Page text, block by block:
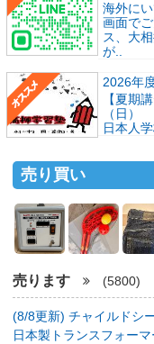
海外に
画面で
ス、大
が..
2026年
【夏期
（日
日本人
売り買い
売ります (5800)
(8/8更新) チャイルドシ
日本製トランスフォー